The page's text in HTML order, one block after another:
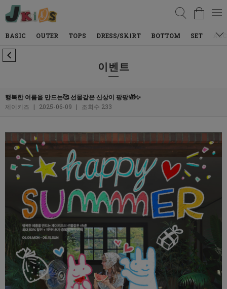
검색
BASIC OUTER TOPS DRESS/SKIRT BOTTOM SET ACC
이벤트
행복한 여름을 만드는🥰 선물같은 신상이 팡팡!🎁✨
제이키즈
| 2025-06-09 | 조회수 233